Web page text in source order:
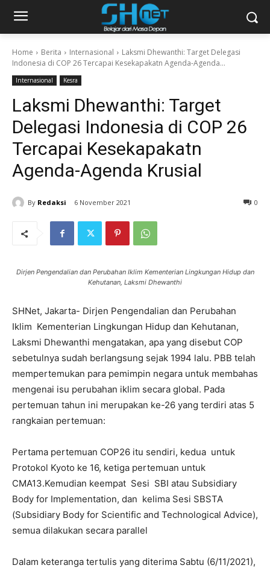
Home Berita Internasional
Laksmi Dhewanthi: Target Delegasi
Indonesia di COP 26 Tercapai Kesekapakatn Agenda-Agenda...
Internasional Kesra
Laksmi Dhewanthi: Target
Delegasi Indonesia di COP 26
Tercapai Kesekapakatn
Agenda-Agenda Krusial
By Redaksi 6 November 2021 0
Dirjen Pengendalian dan Perubahan Iklim Kementerian Lingkungan Hidup dan
Kehutanan, Laksmi Dhewanthi
SHNet, Jakarta- Dirjen Pengendalian dan Perubahan
Iklim Kementerian Lingkungan Hidup dan Kehutanan,
Laksmi Dhewanthi mengatakan, apa yang disebut COP
sebetulnya sudah berlangsung sejak 1994 lalu. PBB telah
mempertemukan para pemimpin negara untuk membahas
mengenai isu perubahan iklim secara global. Pada
pertemuan tahun ini merupakan ke-26 yang terdiri atas 5
rangkaian pertemuan:
Pertama pertemuan COP26 itu sendiri, kedua untuk
Protokol Kyoto ke 16, ketiga pertemuan untuk
CMA13.Kemudian keempat Sesi SBI atau Subsidiary
Body for Implementation, dan kelima Sesi SBSTA
(Subsidiary Body for Scientific and Technological Advice),
semua dilakukan secara parallel
Dalam keteranga tertulis yang diterima Sabtu (6/11/2021),